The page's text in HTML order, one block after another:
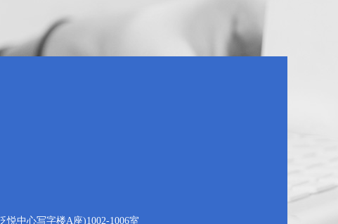
悦中心写字楼A座)1002-1006室